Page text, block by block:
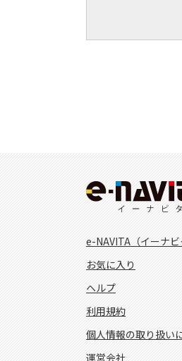
e-NAVITA（イーナビ
お気に入り
ヘルプ
利用規約
個人情報の取り扱い
運営会社